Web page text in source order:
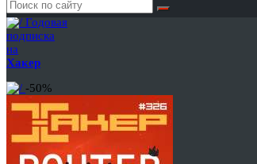
Годовая
подписка
на
Хакер
-50%